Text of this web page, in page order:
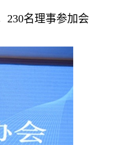
230名理事参加会